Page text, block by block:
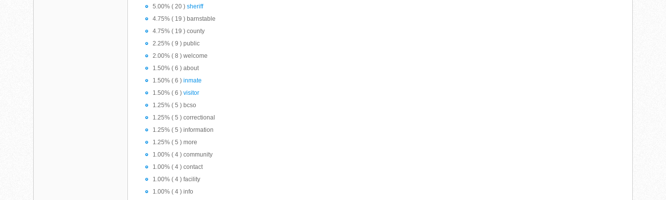
5.00% ( 20 )sheriff
4.75% ( 19 ) barnstable
4.75% ( 19 ) county
2.25% ( 9 ) public
2.00% ( 8 ) welcome
1.50% ( 6 ) about
1.50% ( 6 )inmate
1.50% ( 6 )visitor
1.25% ( 5 ) bcso
1.25% ( 5 ) correctional
1.25% ( 5 ) information
1.25% ( 5 ) more
1.00% ( 4 ) community
1.00% ( 4 ) contact
1.00% ( 4 ) facility
1.00% ( 4 ) info